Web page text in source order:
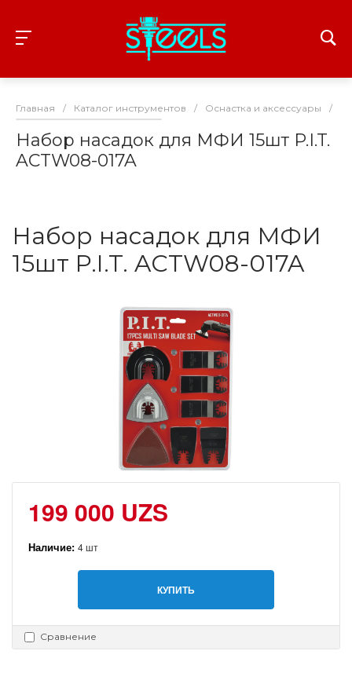
Главная / Каталог инструментов / Оснастка и аксессуары /
Набор насадок для МФИ 15шт P.I.T.
ACTW08-017A
Набор насадок для МФИ
15шт P.I.T. ACTW08-017A
199 000 UZS
Наличие: 4 шт
КУПИТЬ
Сравнение